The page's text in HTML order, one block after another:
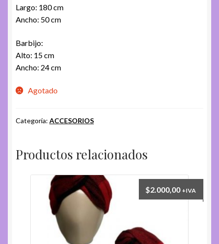
Largo: 180 cm
Ancho: 50 cm
Barbijo:
Alto: 15 cm
Ancho: 24 cm
Agotado
Categoría: ACCESORIOS
Productos relacionados
$2.000,00 +IVA